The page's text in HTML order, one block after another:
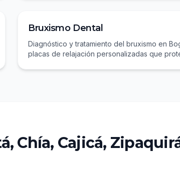
Bruxismo Dental
Diagnóstico y tratamiento del bruxismo en
placas de relajación personalizadas que
Chía, Cajicá,